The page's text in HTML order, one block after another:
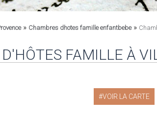
» Chambres dhotes famille enfantbebe»
FAMILLE À
VOIR LA CARTE